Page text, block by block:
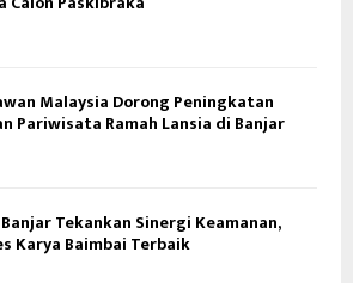
Malaysia Dorong Peningkatan
Pariwisata Ramah Lansia di Banjar
Tekankan Sinergi Keamanan,
Karya Baimbai Terbaik